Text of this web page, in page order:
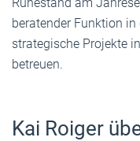
beratender Funktion
strategische Projekte
betreuen.
Kai Roiger